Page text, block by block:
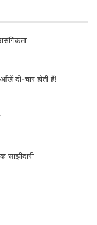
दो-चार होती हैं!
साझीदारी